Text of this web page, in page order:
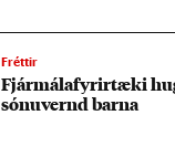
Fréttir
Fjár­mála­fyr­ir­tæki
sónu­vernd barna